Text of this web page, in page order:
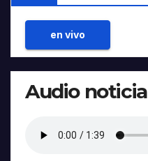
en vivo
Audio noticia